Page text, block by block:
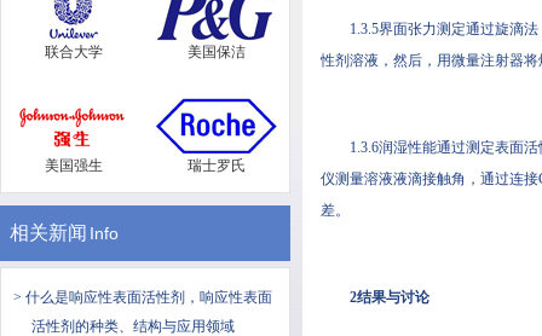
联合大学 美国保洁
美国强生 瑞士罗氏
相关新闻 Info
> 什么是响应性表面活性剂，响应性表面
活性剂的种类、结构与应用领域
1.3.5界面张力测定通过旋滴法
性剂溶液，然后，用微量注
1.3.6润湿性能通过测定表面活
仪测量溶液液滴接触角，通过连
差。
2结果与讨论